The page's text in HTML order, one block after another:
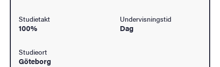
Studietakt
100%
Undervisningstid
Dag
Studieort
Göteborg